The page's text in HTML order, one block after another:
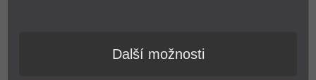
Další možnosti